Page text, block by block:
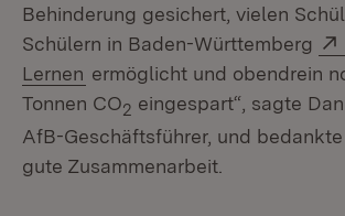
Behinderung gesichert, vielen
Schülern in Baden-Württemberg
Lernen (Öffnet in neuem Fenster)
ermöglicht und obendrein
Tonnen CO2 eingespart“, sagte
AfB-Geschäftsführer, und
gute Zusammenarbeit.